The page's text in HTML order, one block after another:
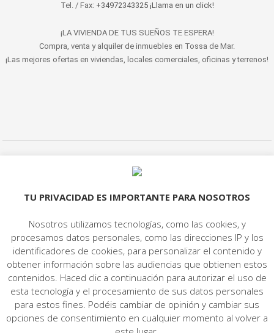
Tel. / Fax: +34972343325 ¡Llama en un click!
¡LA VIVIENDA DE TUS SUEÑOS TE ESPERA!
Compra, venta y alquiler de inmuebles en Tossa de Mar.
¡Las mejores ofertas en viviendas, locales comerciales, oficinas y terrenos!
TU PRIVACIDAD ES IMPORTANTE PARA NOSOTROS
Nosotros utilizamos tecnologías, como las cookies, y
procesamos datos personales, como las direcciones IP y los
identificadores de cookies, para personalizar el contenido y
obtener información sobre las audiencias que obtienen estos
contenidos. Haced clic a continuación para autorizar el uso de
esta tecnología y el procesamiento de sus datos personales
para estos fines. Podéis cambiar de opinión y cambiar sus
opciones de consentimiento en cualquier momento al volver a